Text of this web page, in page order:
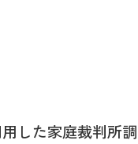
した家庭裁判所調